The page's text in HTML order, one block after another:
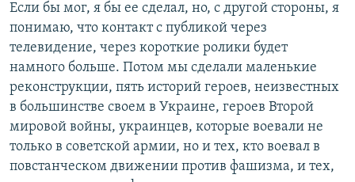
Если бы мог, я бы ее сделал, но, с другой стороны, я
понимаю, что контакт с публикой через
телевидение, через короткие ролики будет
намного больше. Потом мы сделали маленькие
реконструкции, пять историй героев, неизвестных
в большинстве своем в Украине, героев Второй
мировой войны, украинцев, которые воевали не
только в советской армии, но и тех, кто воевал в
повстанческом движении против фашизма, и тех,